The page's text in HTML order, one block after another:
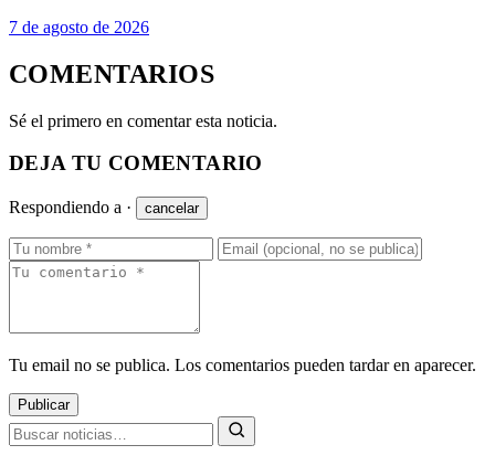
7 de agosto de 2026
COMENTARIOS
Sé el primero en comentar esta noticia.
DEJA TU COMENTARIO
Respondiendo a · cancelar
Tu email no se publica. Los comentarios pueden tardar en aparecer.
Publicar